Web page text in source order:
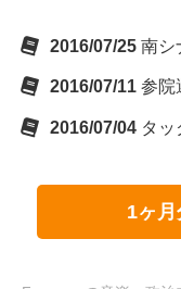
2016/07/25 南シ
2016/07/11 参院
2016/07/04 タッ
1ヶ